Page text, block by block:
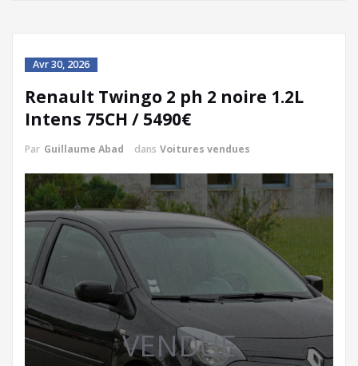
Avr 30, 2026
Renault Twingo 2 ph 2 noire 1.2L
Intens 75CH / 5490€
Par Guillaume Abad dans Voitures vendues
VENDUE